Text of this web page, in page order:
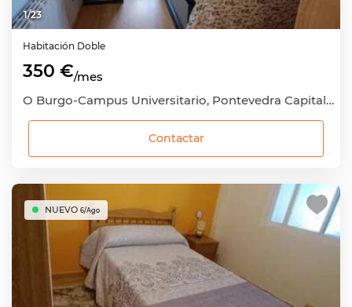
1/23
Habitación Doble
350 €/mes
O Burgo-Campus Universitario, Pontevedra Capital, Pontevedra
Contactar
NUEVO 6/Ago